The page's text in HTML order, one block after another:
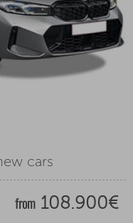
cars
from 108.900€